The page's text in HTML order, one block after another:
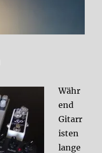
Währ
end
Gitarr
isten
lange